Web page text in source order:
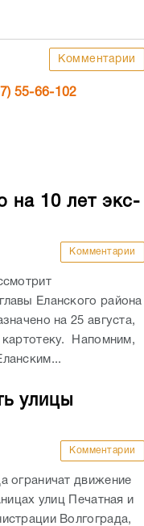
Комментарии
55-66-102
на 10 лет экс-
Комментарии
Еланского района
на 25 августа,
Напомним,
улицы
Комментарии
ограничат движение
улиц Печатная и
Волгограда,